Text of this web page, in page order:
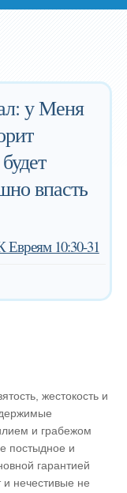
у Меня
впасть
Евреям 10:30-31
жестокость и
и грабежом
постыдное и
гарантией
и нечестивые не